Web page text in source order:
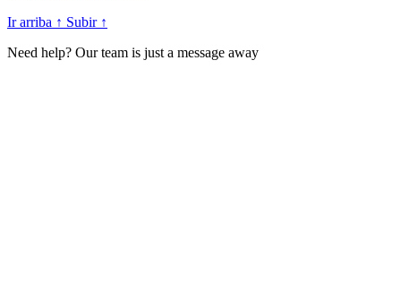
Ir arriba ↑ Subir ↑
Need help? Our team is just a message away